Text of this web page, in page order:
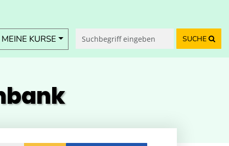
KURSE SUCHE